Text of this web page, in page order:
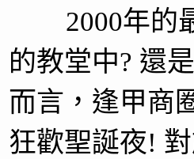
2000年的最
的教堂中? 還
而言，逢甲商
狂歡聖誕夜!